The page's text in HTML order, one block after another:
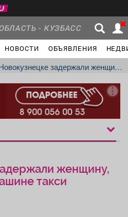
- КУЗБАСС
НОВОСТИ ОБЪЯВЛЕНИЯ
Услуги
Компании
Новокузнецке задержали женщину, стрелявшую по машине такси
женщину,
такси